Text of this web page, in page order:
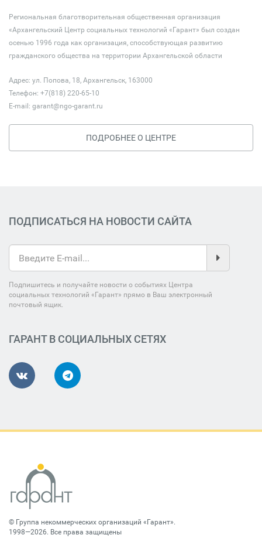
Региональная благотворительная общественная организация
«Архангельский Центр социальных технологий «Гарант» был создан
осенью 1996 года как организация, способствующая развитию
гражданского общества на территории Архангельской области
Адрес: ул. Попова, 18, Архангельск, 163000
Телефон: +7(818) 220-65-10
E-mail: garant@ngo-garant.ru
ПОДРОБНЕЕ О ЦЕНТРЕ
ПОДПИСАТЬСЯ НА НОВОСТИ САЙТА
Подпишитесь и получайте новости о событиях Центра
социальных технологий «Гарант» прямо в Ваш электронный
почтовый ящик.
ГАРАНТ В СОЦИАЛЬНЫХ СЕТЯХ
© Группа некоммерческих организаций «Гарант».
1998—2026. Все права защищены